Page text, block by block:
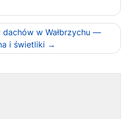
dachów w Wałbrzychu —
i świetliki